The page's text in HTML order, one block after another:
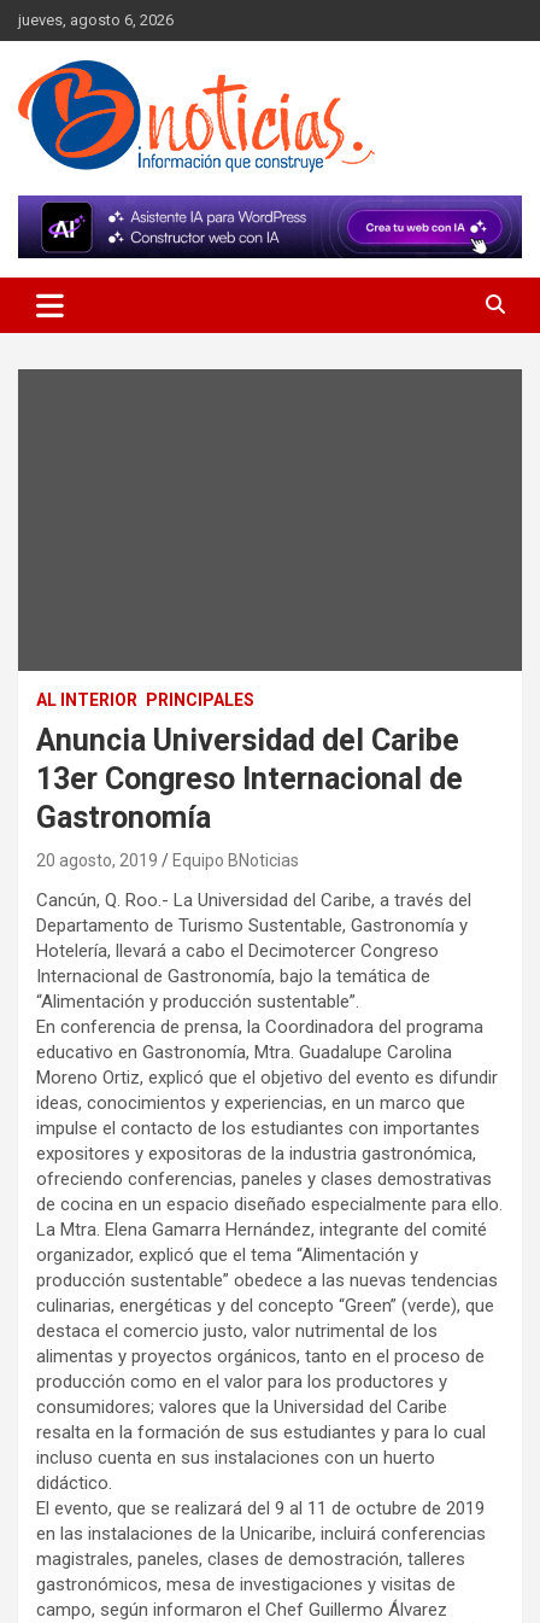
Skip
to
content
jueves, agosto 6, 2026
BNoticias
AL INTERIOR PRINCIPALES
Anuncia Universidad del Caribe
13er Congreso Internacional de
Gastronomía
20 agosto, 2019 Equipo BNoticias
Cancún, Q. Roo.- La Universidad del Caribe, a través del
Departamento de Turismo Sustentable, Gastronomía y
Hotelería, llevará a cabo el Decimotercer Congreso
Internacional de Gastronomía, bajo la temática de
“Alimentación y producción sustentable”.
En conferencia de prensa, la Coordinadora del programa
educativo en Gastronomía, Mtra. Guadalupe Carolina
Moreno Ortiz, explicó que el objetivo del evento es difundir
ideas, conocimientos y experiencias, en un marco que
impulse el contacto de los estudiantes con importantes
expositores y expositoras de la industria gastronómica,
ofreciendo conferencias, paneles y clases demostrativas
de cocina en un espacio diseñado especialmente para ello.
La Mtra. Elena Gamarra Hernández, integrante del comité
organizador, explicó que el tema “Alimentación y
producción sustentable” obedece a las nuevas tendencias
culinarias, energéticas y del concepto “Green” (verde), que
destaca el comercio justo, valor nutrimental de los
alimentas y proyectos orgánicos, tanto en el proceso de
producción como en el valor para los productores y
consumidores; valores que la Universidad del Caribe
resalta en la formación de sus estudiantes y para lo cual
incluso cuenta en sus instalaciones con un huerto
didáctico.
El evento, que se realizará del 9 al 11 de octubre de 2019
en las instalaciones de la Unicaribe, incluirá conferencias
magistrales, paneles, clases de demostración, talleres
gastronómicos, mesa de investigaciones y visitas de
campo, según informaron el Chef Guillermo Álvarez